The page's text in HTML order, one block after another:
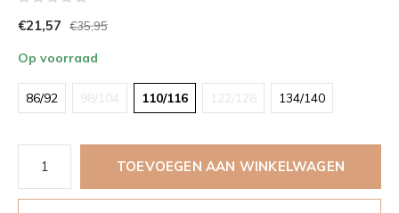
€21,57 €35,95
Op voorraad
86/92 98/104 110/116 122/128 134/140
TOEVOEGEN AAN WINKELWAGEN